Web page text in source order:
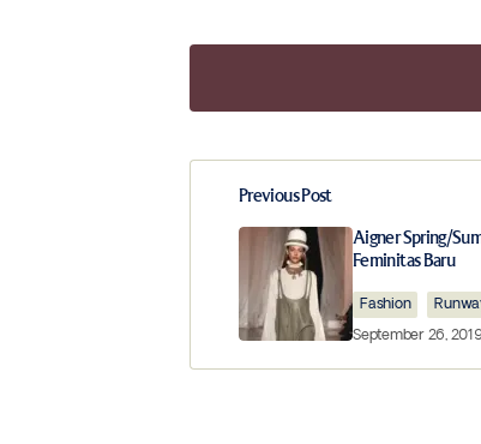
Your email address will not
Comment*
Previous Post
Aigner Spring/
Feminitas Baru
Fashion
September 26,